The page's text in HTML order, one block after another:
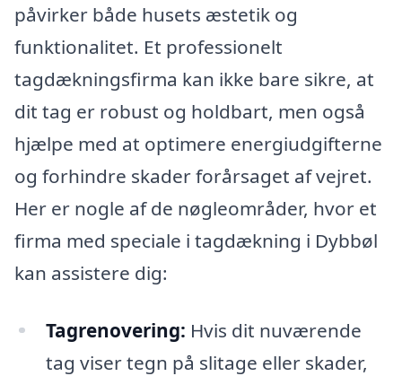
påvirker både husets æstetik og
funktionalitet. Et professionelt
tagdækningsfirma kan ikke bare sikre, at
dit tag er robust og holdbart, men også
hjælpe med at optimere energiudgifterne
og forhindre skader forårsaget af vejret.
Her er nogle af de nøgleområder, hvor et
firma med speciale i tagdækning i Dybbøl
kan assistere dig:
Tagrenovering: Hvis dit nuværende
tag viser tegn på slitage eller skader,